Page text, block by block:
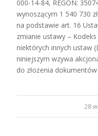
000-14-84, REGON:
wynoszącym 1 540 730
na podstawie art. 16
zmianie ustawy –
niektórych innych ustaw
niniejszym wzywa
do złożenia
28